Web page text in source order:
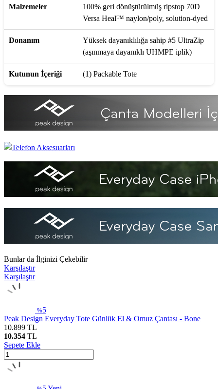
Malzemeler
100% geri dönüştürülmüş ripstop 70D
Versa Heal™ naylon/poly, solution-dyed
Donanım
Yüksek dayanıklılığa sahip #5 UltraZip
(aşınmaya dayanıklı UHMPE iplik)
Kutunun İçeriği (1) Packable Tote
Bunlar da İlginizi Çekebilir
Karşılaştır
Karşılaştır
%5
Peak Design Everyday Tote Günlük El & Omuz Çantası - Bone
10.899 TL
10.354 TL
Sepete Ekle